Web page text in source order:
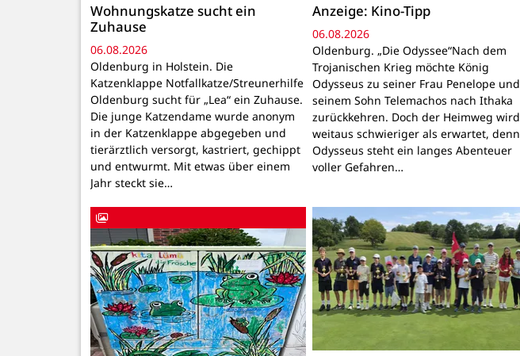
Wohnungskatze sucht ein
Zuhause
06.08.2026
Oldenburg in Holstein. Die
Katzenklappe Notfallkatze/Streunerhilfe
Oldenburg sucht für „Lea“ ein Zuhause.
Die junge Katzendame wurde anonym
in der Katzenklappe abgegeben und
tierärztlich versorgt, kastriert, gechippt
und entwurmt. Mit etwas über einem
Jahr steckt sie…
Anzeige: Kino-Tipp
06.08.2026
Oldenburg. „Die Odyssee“Nach dem
Trojanischen Krieg möchte König
Odysseus zu seiner Frau Penelope und
seinem Sohn Telemachos nach Ithaka
zurückkehren. Doch der Heimweg wird
weitaus schwieriger als erwartet, denn
Odysseus steht ein langes Abenteuer
voller Gefahren…